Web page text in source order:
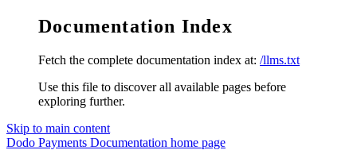
Documentation Index
Fetch the complete documentation index at: /llms.txt
Use this file to discover all available pages before
exploring further.
Skip to main content
Dodo Payments Documentation home page